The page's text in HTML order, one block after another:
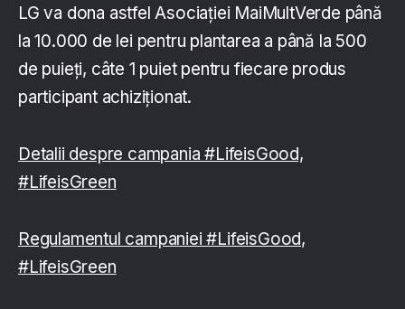
LG va dona astfel Asociației MaiMultVerde până
la 10.000 de lei pentru plantarea a până la 500
de puieți, câte 1 puiet pentru fiecare produs
participant achiziționat.
Detalii despre campania #LifeisGood,
#LifeisGreen
Regulamentul campaniei #LifeisGood,
#LifeisGreen